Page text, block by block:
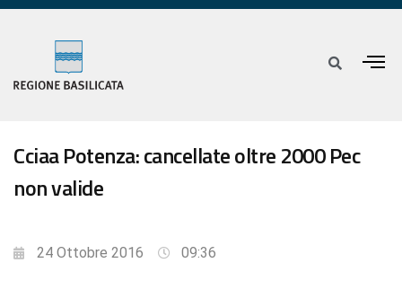
Cciaa Potenza: cancellate oltre 2000 Pec
non valide
24 Ottobre 2016 09:36